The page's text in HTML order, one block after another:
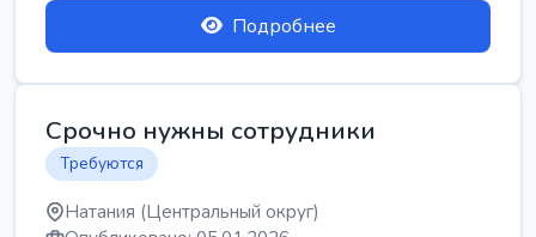
Подробнее
Срочно нужны сотрудники
Требуются
Натания (Центральный округ)